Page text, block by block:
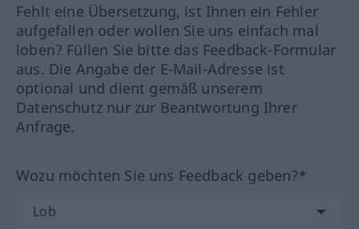
Fehlt eine Übersetzung, ist Ihnen ein Fehler
aufgefallen oder wollen Sie uns einfach mal
loben? Füllen Sie bitte das Feedback-Formular
aus. Die Angabe der E-Mail-Adresse ist
optional und dient gemäß unserem
Datenschutz nur zur Beantwortung Ihrer
Anfrage.
Wozu möchten Sie uns Feedback geben?*